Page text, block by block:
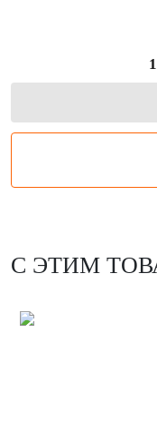
С ЭТИМ